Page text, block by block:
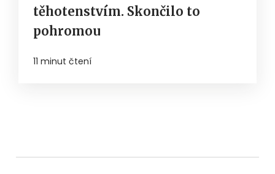
těhotenstvím. Skončilo to
pohromou
11 minut čtení